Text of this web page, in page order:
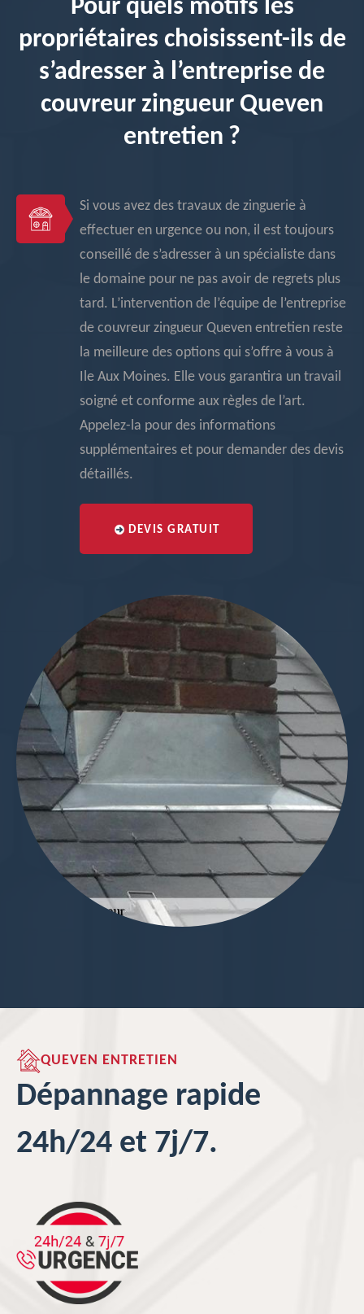
Pour quels motifs les
propriétaires choisissent-ils de
s’adresser à l’entreprise de
couvreur zingueur Queven
entretien ?
Si vous avez des travaux de zinguerie à
effectuer en urgence ou non, il est toujours
conseillé de s’adresser à un spécialiste dans
le domaine pour ne pas avoir de regrets plus
tard. L’intervention de l’équipe de l’entreprise
de couvreur zingueur Queven entretien reste
la meilleure des options qui s’offre à vous à
Ile Aux Moines. Elle vous garantira un travail
soigné et conforme aux règles de l’art.
Appelez-la pour des informations
supplémentaires et pour demander des devis
détaillés.
DEVIS GRATUIT
QUEVEN ENTRETIEN
Dépannage rapide
24h/24 et 7j/7.